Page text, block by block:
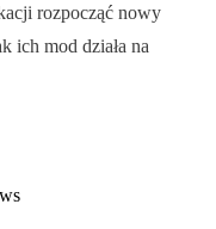
rozpocząć nowy
ich mod działa na